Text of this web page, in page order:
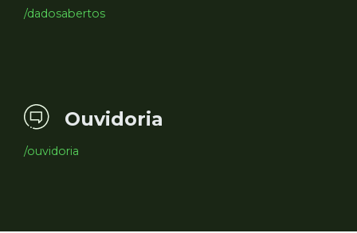
/dadosabertos
Ouvidoria
/ouvidoria